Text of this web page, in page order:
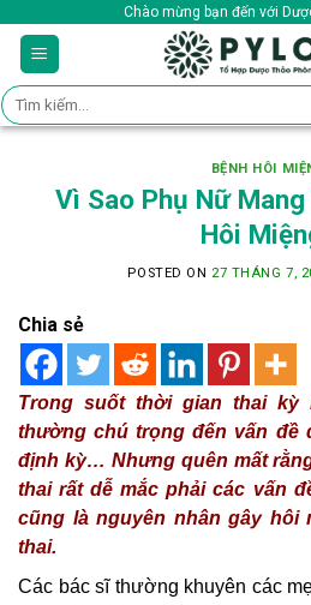
content
Chào mừng bạn đến với
Tìm
kiếm:
BỆNH HÔI
Vì Sao Phụ Nữ
Hôi
POSTED ON 27 THÁNG 7,
Chia sẻ
Trong suốt thời gian thai kỳ
thường chú trọng đến vấn đề
định kỳ… Nhưng quên mất
thai rất dễ mắc phải các vấn
cũng là nguyên nhân gây hôi
thai.
Các bác sĩ thường khuyên các